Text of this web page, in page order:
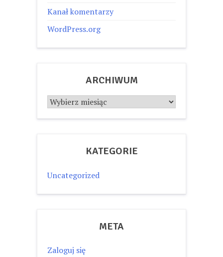
Kanał komentarzy
WordPress.org
ARCHIWUM
Archiwum
KATEGORIE
Uncategorized
META
Zaloguj się